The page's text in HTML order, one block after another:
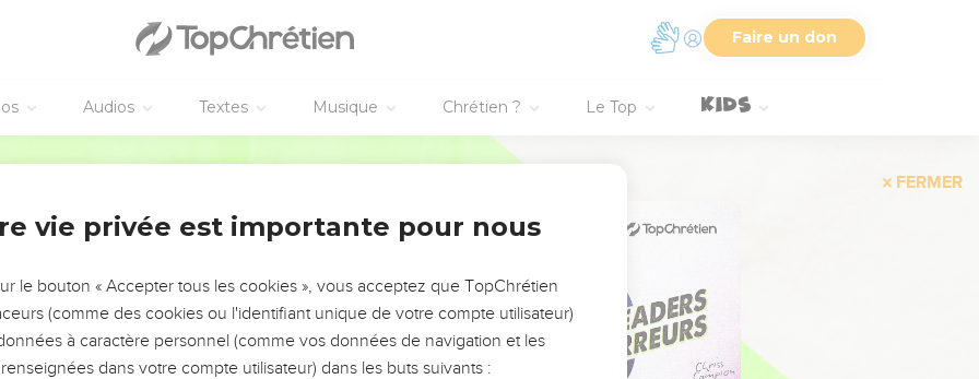
Faire un don
Audios Textes Musique Chrétien ? Le Top
FERMER
LES VOTRES ?
leur impact, leur foi ou leur vision. Mais on voit
qu'ils ont traversés, alors même que ce sont
vie privée est importante pour nous
le bouton « Accepter tous les cookies », vous acceptez que TopChrétien
(comme des cookies ou l'identifiant unique de votre compte utilisateur)
à caractère personnel (comme vos données de navigation et les
dans votre compte utilisateur) dans les buts suivants :